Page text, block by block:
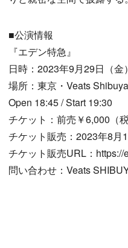
■公演情報
『エデン特急』
日時：2023年9月29日（金）
場所：東京・Veats Shibuya
Open 18:45 / Start 19:30
チケット：前売￥6,000（
チケット販売：2023年8月
チケット販売URL：https://
問い合わせ：Veats